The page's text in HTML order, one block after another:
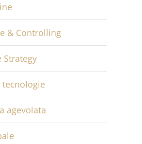
& Controlling
Strategy
tecnologie
agevolata